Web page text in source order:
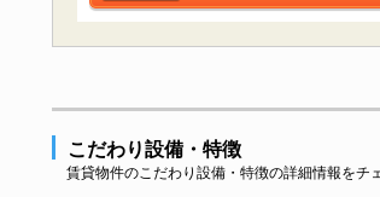
こだわり設備・特徴
賃貸物件のこだわり設備・特徴の詳細情報をチ